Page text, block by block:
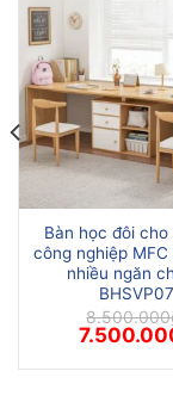
Bàn học đôi cho
công nghiệp MFC
nhiều ngăn
BHSVP07
8.500.000
Giá
gốc
là: